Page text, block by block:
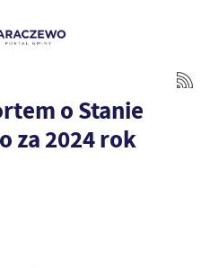
o Stanie
za 2024 rok